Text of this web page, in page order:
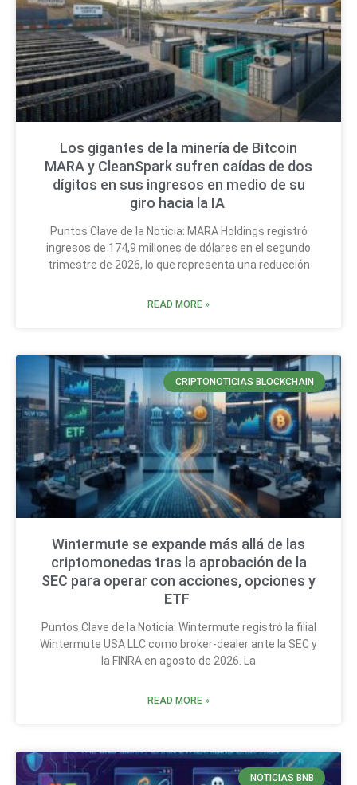
Los gigantes de la minería de Bitcoin
MARA y CleanSpark sufren caídas de dos
dígitos en sus ingresos en medio de su
giro hacia la IA
Puntos Clave de la Noticia: MARA Holdings registró
ingresos de 174,9 millones de dólares en el segundo
trimestre de 2026, lo que representa una reducción
READ MORE »
CRIPTONOTICIAS BLOCKCHAIN
Wintermute se expande más allá de las
criptomonedas tras la aprobación de la
SEC para operar con acciones, opciones y
ETF
Puntos Clave de la Noticia: Wintermute registró la filial
Wintermute USA LLC como broker-dealer ante la SEC y
la FINRA en agosto de 2026. La
READ MORE »
NOTICIAS BNB